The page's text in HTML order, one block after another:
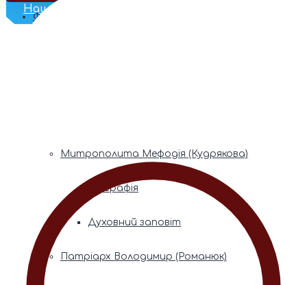
Наш Телеграм
Фонди пам’яті
Митрополита Мефодія (Кудрякова)
Біографія
Духовний заповіт
Патріарх Володимир (Романюк)